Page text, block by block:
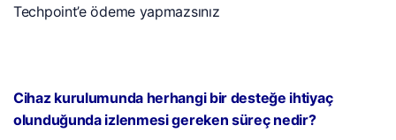
Techpoint’e ödeme yapmazsınız
Cihaz kurulumunda herhangi bir desteğe ihtiyaç
olunduğunda izlenmesi gereken süreç nedir?